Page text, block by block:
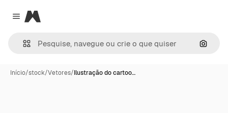
Close menu
Magnific
Início/stock/Vetores/Ilustração do cartoo…